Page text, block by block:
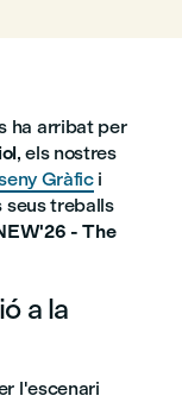
ha arribat per
, els nostres
Gràfici
seus treballs
- The
a la
l'escenari